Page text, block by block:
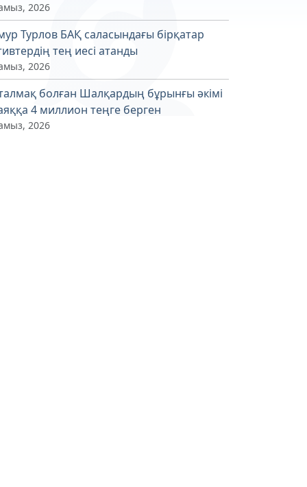
2026
Турлов БАҚ саласындағы бірқатар
тең иесі атанды
2026
болған Шалқардың бұрынғы әкімі
4 миллион теңге берген
2026